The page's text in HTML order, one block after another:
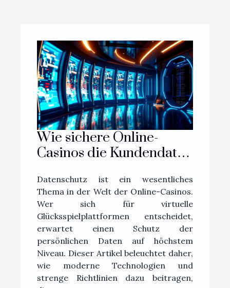
Wie sichere Online-
Casinos die Kundendaten
Datenschutz ist ein wesentliches
Thema in der Welt der Online-Casinos.
Wer sich für virtuelle
Glücksspielplattformen entscheidet,
erwartet einen Schutz der
persönlichen Daten auf höchstem
Niveau. Dieser Artikel beleuchtet daher,
wie moderne Technologien und
strenge Richtlinien dazu beitragen,